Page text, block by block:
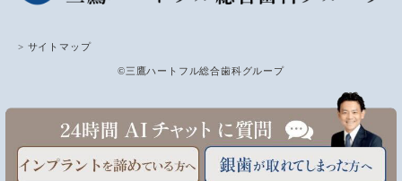
> サイトマップ
©三鷹ハートフル総合歯科グループ